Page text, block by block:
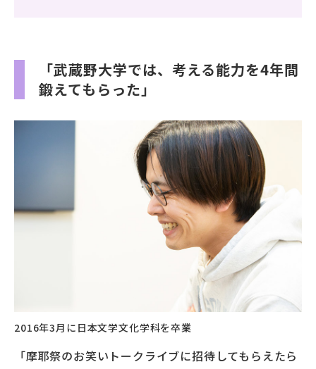
「武蔵野大学では、考える能力を4年間
鍛えてもらった」
2016年3月に日本文学文化学科を卒業
「摩耶祭のお笑いトークライブに招待してもらえたら